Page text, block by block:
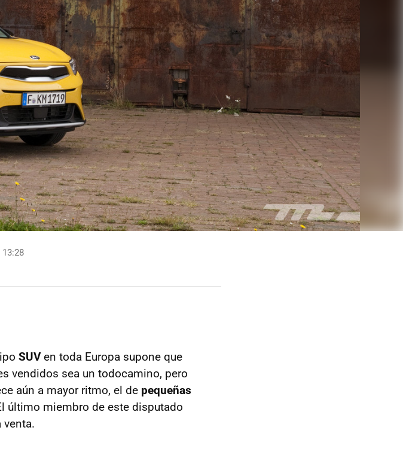
SUVen toda Europa supone que
vendidos sea un todocamino, pero
aún a mayor ritmo, el de pequeñas
último miembro de este disputado
venta.